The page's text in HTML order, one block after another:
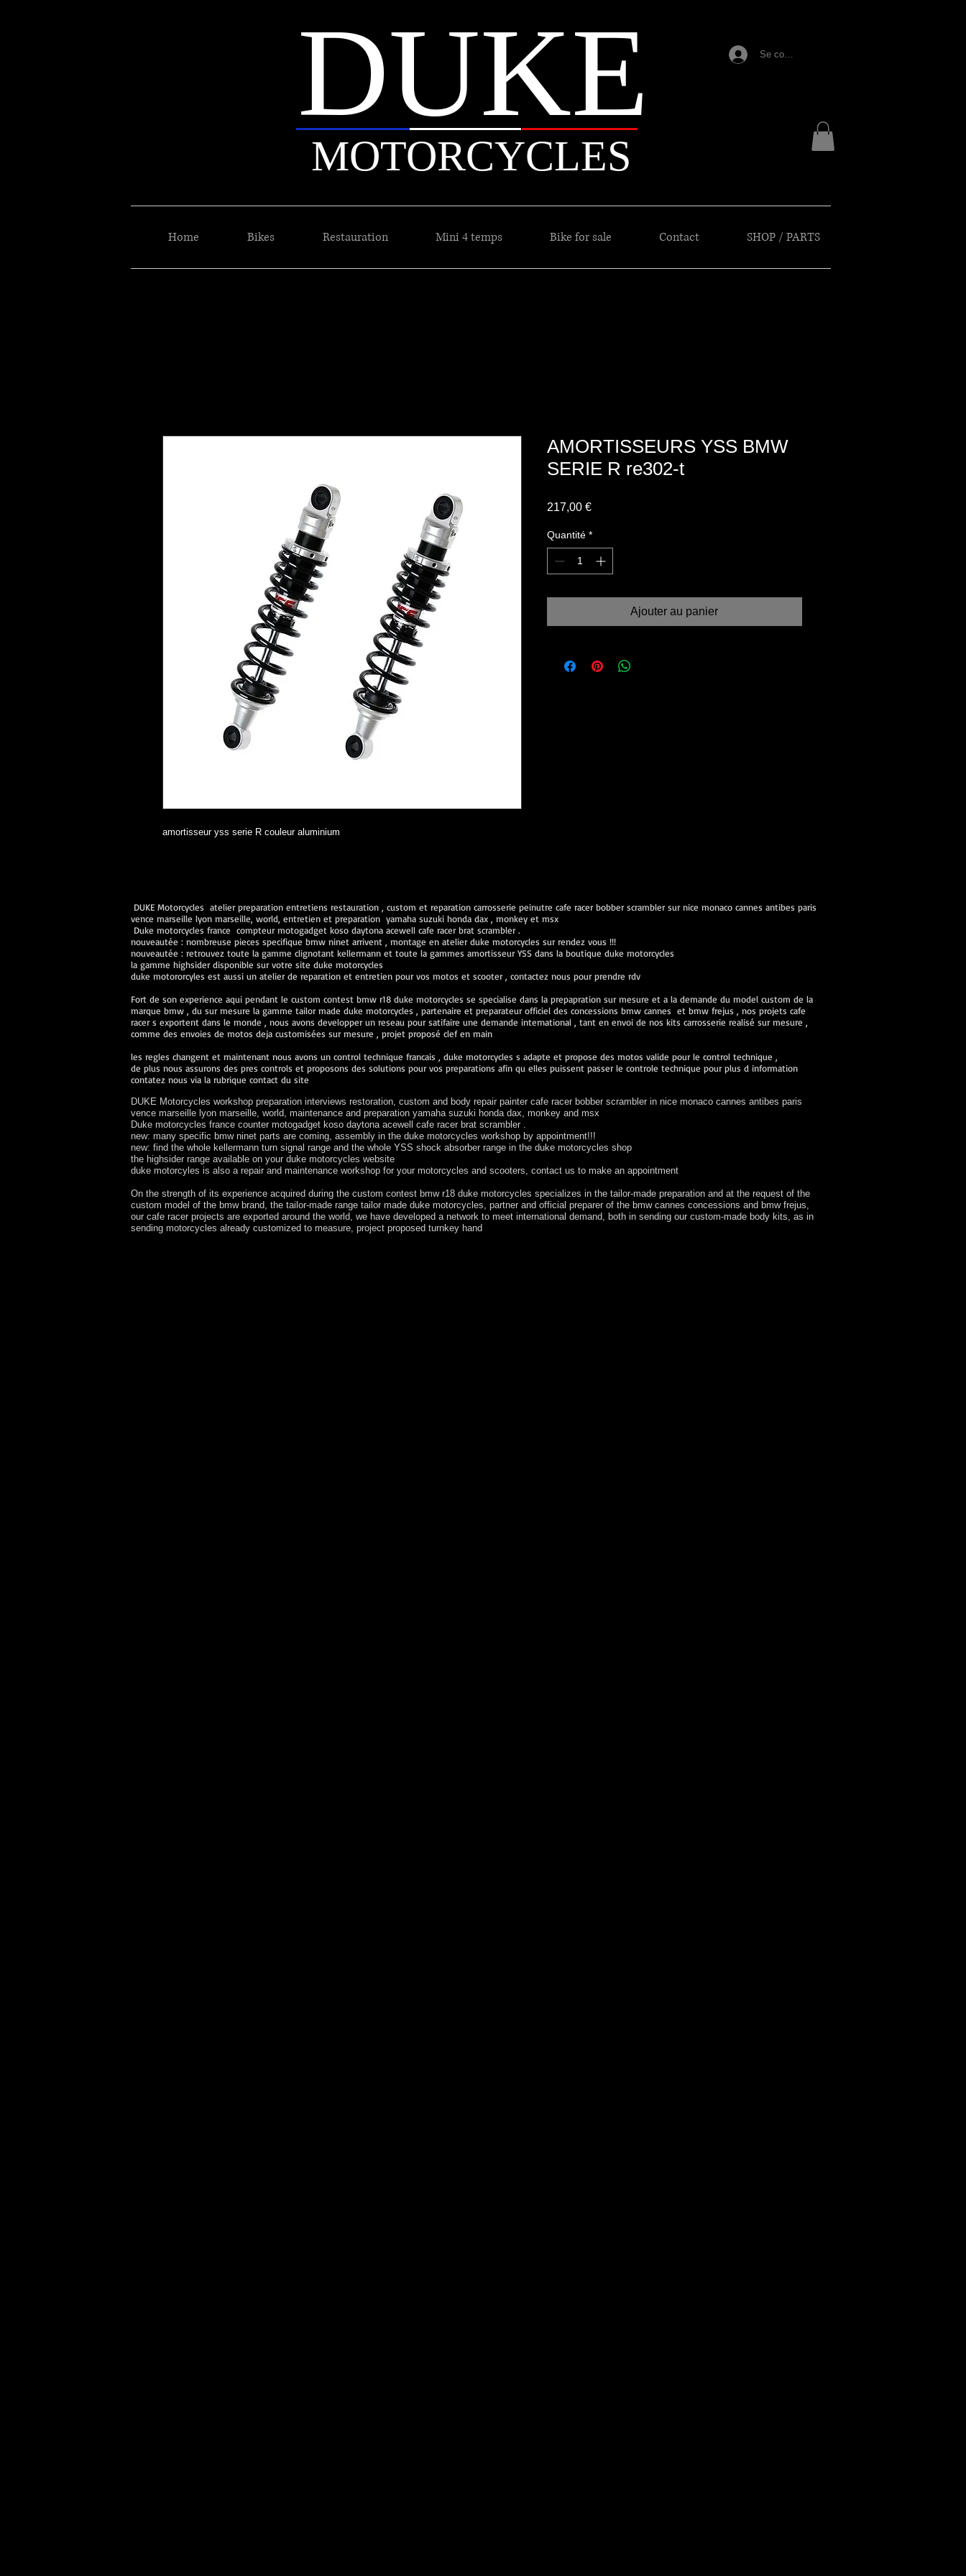
DUKE
Home Bikes Restauration Mini 4 temps Bike for sale Contact SHOP / PARTS
MOTORCYCLES
Se connecter
amortisseur yss serie R couleur aluminium
AMORTISSEURS YSS BMW
SERIE R re302-t
217,00 €Prix
Quantité *
Ajouter au panier
DUKE Motorcycles atelier preparation entretiens restauration , custom et reparation carrosserie peinutre cafe racer bobber scrambler sur nice monaco cannes antibes paris
vence marseille lyon marseille, world, entretien et preparation yamaha suzuki honda dax , monkey et msx
Duke motorcycles france compteur motogadget koso daytona acewell cafe racer brat scrambler .
nouveautée : nombreuse pieces specifique bmw ninet arrivent , montage en atelier duke motorcycles sur rendez vous !!!
nouveautée : retrouvez toute la gamme clignotant kellermann et toute la gammes amortisseur YSS dans la boutique duke motorcycles
la gamme highsider disponible sur votre site duke motorcycles
duke motororcyles est aussi un atelier de reparation et entretien pour vos motos et scooter , contactez nous pour prendre rdv
Fort de son experience aqui pendant le custom contest bmw r18 duke motorcycles se specialise dans la prepapration sur mesure et a la demande du model custom de la
marque bmw , du sur mesure la gamme tailor made duke motorcycles , partenaire et preparateur officiel des concessions bmw cannes et bmw frejus , nos projets cafe
racer s exportent dans le monde , nous avons developper un reseau pour satifaire une demande international , tant en envoi de nos kits carrosserie realisé sur mesure ,
comme des envoies de motos deja customisées sur mesure , projet proposé clef en main
les regles changent et maintenant nous avons un control technique francais , duke motorcycles s adapte et propose des motos valide pour le control technique ,
de plus nous assurons des pres controls et proposons des solutions pour vos preparations afin qu elles puissent passer le controle technique pour plus d information
contatez nous via la rubrique contact du site
DUKE Motorcycles workshop preparation interviews restoration, custom and body repair painter cafe racer bobber scrambler in nice monaco cannes antibes paris
vence marseille lyon marseille, world, maintenance and preparation yamaha suzuki honda dax, monkey and msx
Duke motorcycles france counter motogadget koso daytona acewell cafe racer brat scrambler .
new: many specific bmw ninet parts are coming, assembly in the duke motorcycles workshop by appointment!!!
new: find the whole kellermann turn signal range and the whole YSS shock absorber range in the duke motorcycles shop
the highsider range available on your duke motorcycles website
duke motorcyles is also a repair and maintenance workshop for your motorcycles and scooters, contact us to make an appointment
On the strength of its experience acquired during the custom contest bmw r18 duke motorcycles specializes in the tailor-made preparation and at the request of the
custom model of the bmw brand, the tailor-made range tailor made duke motorcycles, partner and official preparer of the bmw cannes concessions and bmw frejus,
our cafe racer projects are exported around the world, we have developed a network to meet international demand, both in sending our custom-made body kits, as in
sending motorcycles already customized to measure, project proposed turnkey hand